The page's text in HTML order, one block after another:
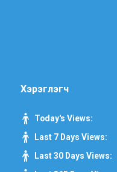
Хэрэглэгч
Today's Views:
Last 7 Days Views:
Last 30 Days Views: